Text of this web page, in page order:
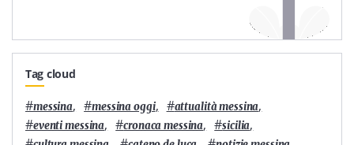
Tag cloud
#messina, #messina oggi, #attualità messina,
#eventi messina, #cronaca messina, #sicilia,